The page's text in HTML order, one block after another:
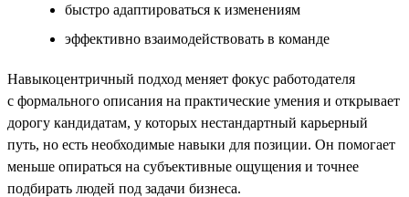
быстро адаптироваться к изменениям
эффективно взаимодействовать в команде
Навыкоцентричный подход меняет фокус работодателя
с формального описания на практические умения и открывает
дорогу кандидатам, у которых нестандартный карьерный
путь, но есть необходимые навыки для позиции. Он помогает
меньше опираться на субъективные ощущения и точнее
подбирать людей под задачи бизнеса.